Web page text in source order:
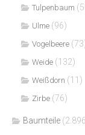
Tulpenbaum
Ulme (96)
Vogelbeere
Weide (132)
Weißdorn (11)
Zirbe (76)
Baumteile